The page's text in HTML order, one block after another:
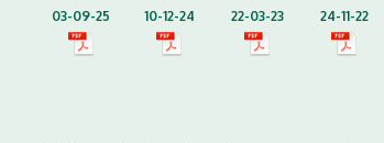
03-09-25 10-12-24 22-03-23 24-11-22